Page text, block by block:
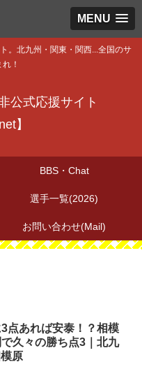
MENU
。北九州・関東・関西...全国のサ
！
公式応援サイト
】
BBS・Chat
選手一覧(2026)
お問い合わせ(Mail)
点あれば安泰！？相模
久々の勝ち点3｜北九
原